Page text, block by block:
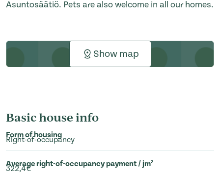
Asuntosäätiö. Pets are also welcome in all our homes.
Show map
Basic house info
Form of housing
Right-of-occupancy
Average right-of-occupancy payment / jm²
322,4€